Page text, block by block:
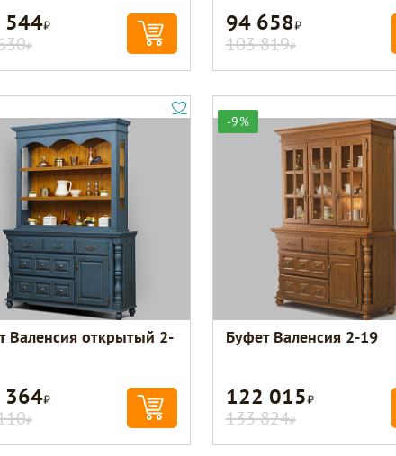
Р
Р
94 658Р
103 819Р
Валенсия открытый 2-
Р
Р
-9%
Буфет Валенсия 2-19
122 015Р
133 824Р